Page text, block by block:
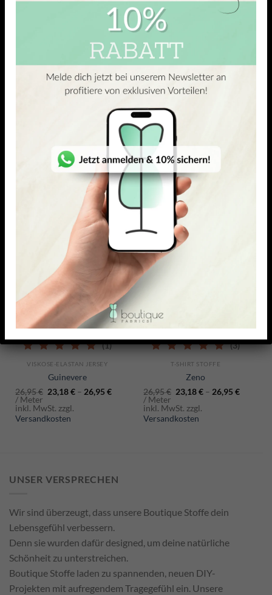
Mit 93 % Viskoseanteil bietet er hohen Komfort und einen
besonders weichen, fließenden Fall. Das kühle Tragegefühl
macht ihn angenehm leicht auf der Haut, während die
glatte, leicht glänzende Oberfläche ideal für feine Oberteile
gleichzeitig viel Bewegungsfreiheit lassen.
ÄHNLICHE PRODUKTE
(1)
VISKOSE-ELASTAN JERSEY
Guinevere
26,95€ 23,18€– 26,95 €
/ Meter
inkl. MwSt. zzgl.
Versandkosten
(3)
T-SHIRT STOFFE
Zeno
26,95€ 23,18€ – 26,95€
/ Meter
inkl. MwSt. zzgl.
Versandkosten
UNSER VERSPRECHEN
Wir sind überzeugt, dass unsere Boutique Stoffe dein
Lebensgefühl verbessern.
Denn sie wurden dafür designed, um deine natürliche
Schönheit zu unterstreichen.
Boutique Stoffe laden zu spannenden, neuen DIY-
Projekten mit aufregendem Tragegefühl ein. Unsere